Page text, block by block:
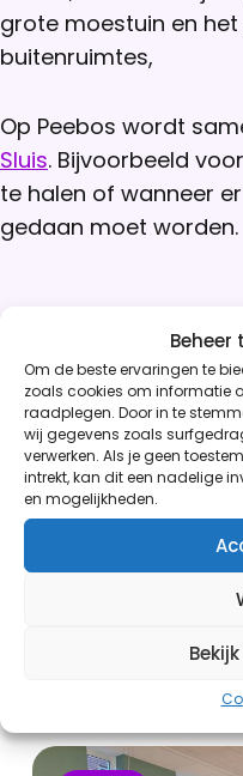
Om de beste ervaringen te
zoals cookies om informatie
raadplegen. Door in te
wij gegevens zoals
verwerken. Als je geen
intrekt, kan dit een nadelige
en mogelijkheden.
grote moestuin en
buitenruimtes,
Op Peebos wordt
Sluis. Bijvoorbeeld
te halen of wanneer
gedaan moet worden.